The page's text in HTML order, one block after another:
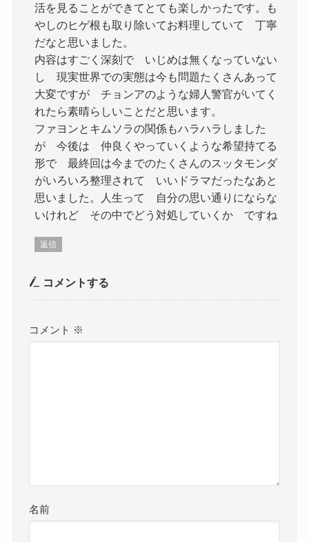
活を見ることができてとても楽しかったです。も
やしのヒゲ根も取り除いてお料理していて 丁寧
だなと思いました。
内容はすごく深刻で いじめは無くなっていない
し 現実世界での実態は今も問題たくさんあって
大変ですが チョンアのような婦人警官がいてく
れたら素晴らしいことだと思います。
ファヨンとキムソラの関係もハラハラしました
が 今後は 仲良くやっていくような希望持てる
形で 最終回は今までのたくさんのスッタモンダ
がいろいろ整理されて いいドラマだったなあと
思いました。人生って 自分の思い通りにならな
いけれど その中でどう対処していくか ですね
返信
コメントする
コメント ※
名前